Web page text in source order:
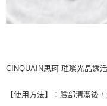
CINQUAIN思珂 璀璨光晶透
【使用方法】：臉部清潔後